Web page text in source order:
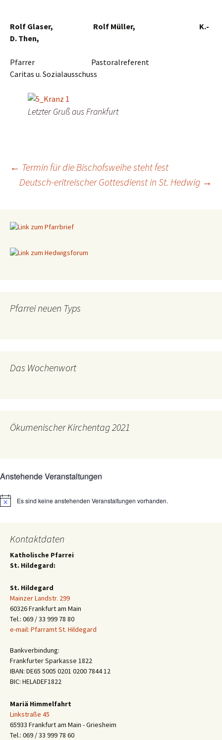
Rolf Glaser, Rolf Müller, K.-
D. Then,
Pfarrer Pastoralreferent
Caritas u. Sozialausschuss
Letzter Gruß aus Frankfurt
Beitragsnavigation
← Termin für die Bischofsweihe steht fest
Deutsch-eritreischer Gottesdienst in St. Hedwig →
Pfarrei neuen Typs
Das Wochenwort
Ökumenischer Kirchentag 2021
Anstehende Veranstaltungen
HinweisEs sind keine anstehenden Veranstaltungen vorhanden.
Kontaktdaten
Katholische Pfarrei
St. Hildegard:
St. Hildegard
Mainzer Landstr. 299
60326 Frankfurt am Main
Tel.: 069 / 33 999 78 80
e-mail: Pfarramt St. Hildegard
Bankverbindung:
Frankfurter Sparkasse 1822
IBAN: DE65 5005 0201 0200 7844 12
BIC: HELADEF1822
Mariä Himmelfahrt
Linkstraße 45
65933 Frankfurt am Main - Griesheim
Tel.: 069 / 33 999 78 60